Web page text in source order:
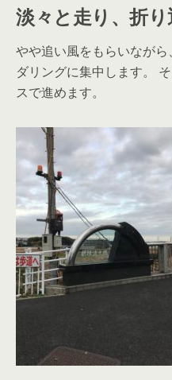
淡々と走り、折
やや追い風をもらいなが
ダリングに集中します。
スで進めます。